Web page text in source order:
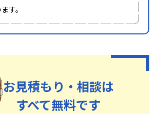
す。
お見積もり・相談は
すべて無料です